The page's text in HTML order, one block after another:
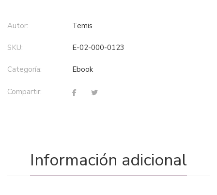
Autor: Temis
SKU: E-02-000-0123
Categoría: ebook
Compartir:
Información adicional